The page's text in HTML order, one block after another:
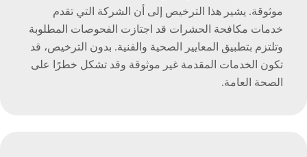
موثوقة. يشير هذا الترخيص إلى أن الشركة التي تقدم
خدمات مكافحة الحشرات قد اجتازت الفحوصات المطلوبة
وتلتزم بتطبيق المعايير الصحية والفنية. بدون الترخيص، قد
تكون الخدمات المقدمة غير موثوقة وقد تشكل خطرًا على
الصحة العامة.